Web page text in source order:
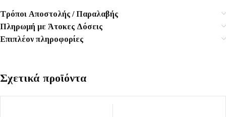
Τρόποι Αποστολής / Παραλαβής
Πληρωμή με Άτοκες Δόσεις
Επιπλέον πληροφορίες
Σχετικά προϊόντα